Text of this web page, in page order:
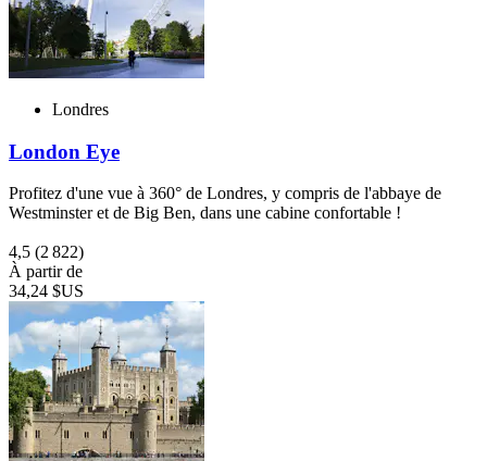
Londres
London Eye
Profitez d'une vue à 360° de Londres, y compris de l'abbaye de
Westminster et de Big Ben, dans une cabine confortable !
4,5 (2 822)
À partir de
34,24 $US